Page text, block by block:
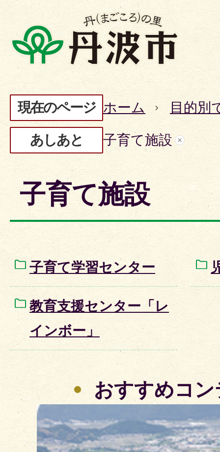
現在のページ ホーム 目的別
あしあと 子育て施設
子育て施設
子育て学習センター
教育支援センター「レ
インボー」
おすすめコ
2
枚